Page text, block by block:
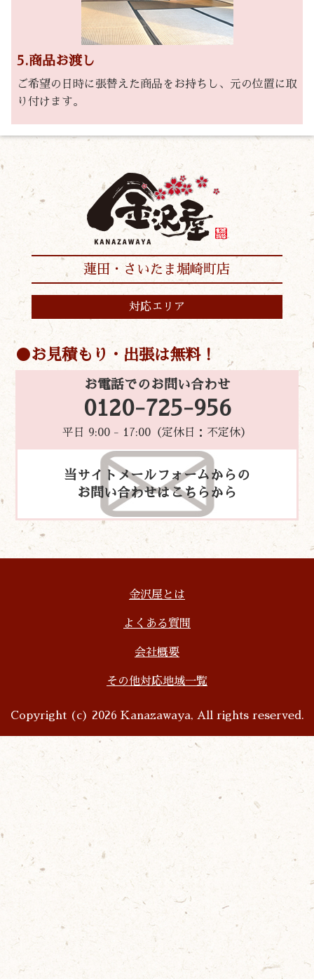
5.商品お渡し
ご希望の日時に張替えた商品をお持ちし、元の位置に取
り付けます。
蓮田・さいたま堀崎町店
対応エリア
お見積もり・出張は無料！
お電話でのお問い合わせ
0120-725-956
平日 9:00 - 17:00（定休日：不定休）
当サイトメールフォームからの
お問い合わせはこちらから
金沢屋とは
よくある質問
会社概要
その他対応地域一覧
Copyright (c) 2026 Kanazawaya, All rights reserved.